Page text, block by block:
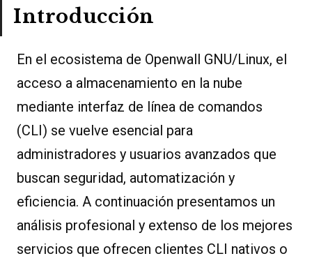
Introducción
En el ecosistema de Openwall GNU/Linux, el
acceso a almacenamiento en la nube
mediante interfaz de línea de comandos
(CLI) se vuelve esencial para
administradores y usuarios avanzados que
buscan seguridad, automatización y
eficiencia. A continuación presentamos un
análisis profesional y extenso de los mejores
servicios que ofrecen clientes CLI nativos o